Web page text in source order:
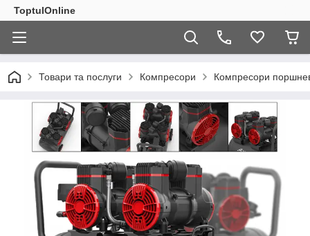
ToptulOnline
Товари та послуги Компресори Компресори